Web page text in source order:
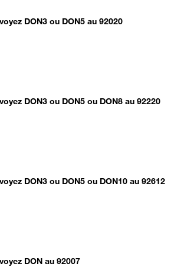
DON3 ou DON5 au 92020
DON3 ou DON5 ou DON8 au 92220
DON3 ou DON5 ou DON10 au 92612
DON au 92007